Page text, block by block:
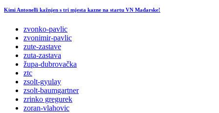
Kimi Antonelli kažnjen s tri mjesta kazne na startu VN Mađarske!
zvonko-pavlic
zvonimir-pavlic
zute-zastave
zuta-zastava
župa-dubrovačka
ztc
zsolt-gyulay
zsolt-baumgartner
zrinko gregurek
zoran-vlahovic